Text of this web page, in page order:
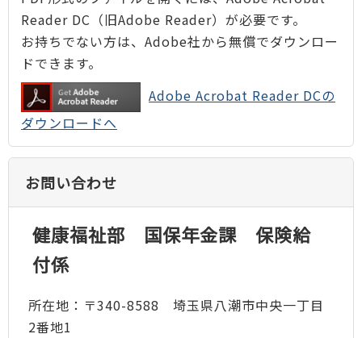
Reader DC（旧Adobe Reader）が必要です。
お持ちでない方は、Adobe社から無償でダウンロー
ドできます。
Adobe Acrobat Reader DCの
ダウンロードへ
お問い合わせ
健康福祉部 国保年金課 保険給
付係
所在地：〒340-8588 埼玉県八潮市中央一丁目
2番地1